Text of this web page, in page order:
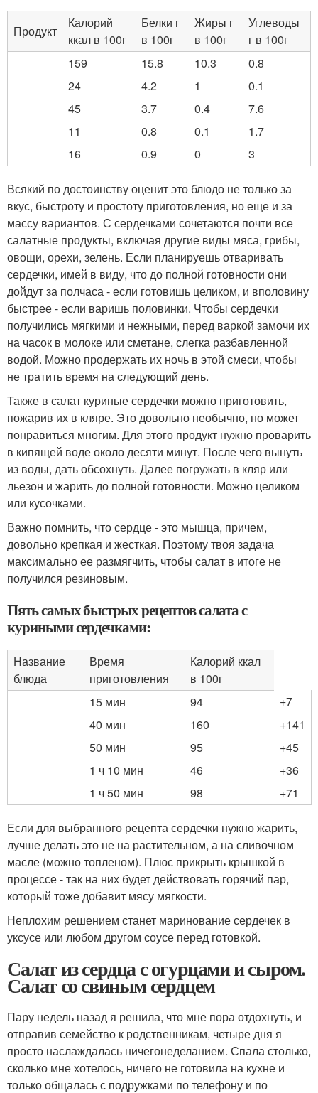
Продукт
Калорий
ккал в 100г
Белки г
в 100г
Жиры г
в 100г
Углеводы
г в 100г
159
15.8 10.3
0.8
24
4.2 1
0.1
45
3.7 0.4
7.6
11
0.8 0.1
1.7
16
0.9 0 3
Всякий по достоинству оценит это блюдо не только за
вкус, быстроту и простоту приготовления, но еще и за
массу вариантов. С сердечками сочетаются почти все
салатные продукты, включая другие виды мяса, грибы,
овощи, орехи, зелень. Если планируешь отваривать
сердечки, имей в виду, что до полной готовности они
дойдут за полчаса - если готовишь целиком, и вполовину
быстрее - если варишь половинки. Чтобы сердечки
получились мягкими и нежными, перед варкой замочи их
на часок в молоке или сметане, слегка разбавленной
водой. Можно продержать их ночь в этой смеси, чтобы
не тратить время на следующий день.
Также в салат куриные сердечки можно приготовить,
пожарив их в кляре. Это довольно необычно, но может
понравиться многим. Для этого продукт нужно проварить
в кипящей воде около десяти минут. После чего вынуть
из воды, дать обсохнуть. Далее погружать в кляр или
льезон и жарить до полной готовности. Можно целиком
или кусочками.
Важно помнить, что сердце - это мышца, причем,
довольно крепкая и жесткая. Поэтому твоя задача
максимально ее размягчить, чтобы салат в итоге не
получился резиновым.
Пять самых быстрых рецептов салата с
куриными сердечками:
Название
блюда
Время
приготовления
Калорий ккал
в 100г
15 мин
94
+7
40 мин
160
+141
50 мин
95
+45
1 ч 10 мин
46
+36
1 ч 50 мин
98 +71
Если для выбранного рецепта сердечки нужно жарить,
лучше делать это не на растительном, а на сливочном
масле (можно топленом). Плюс прикрыть крышкой в
процессе - так на них будет действовать горячий пар,
который тоже добавит мясу мягкости.
Неплохим решением станет маринование сердечек в
уксусе или любом другом соусе перед готовкой.
Салат из сердца с огурцами и сыром.
Салат со свиным сердцем
Пару недель назад я решила, что мне пора отдохнуть, и
отправив семейство к родственникам, четыре дня я
просто наслаждалась ничегонеделанием. Спала столько,
сколько мне хотелось, ничего не готовила на кухне и
только общалась с подружками по телефону и по